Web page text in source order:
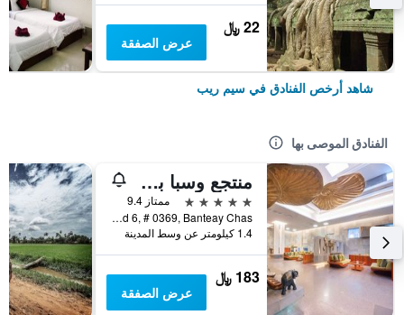
22 ﷼
عرض الصفقة
شاهد أرخص الفنادق في سيم ريب
الفنادق الموصى بها
منتجع وسبا بوراي أنغكور
5 نجوم
ممتاز 9.4
National Road 6, # 0369, Banteay Chas, سيم ريب, كمبوديا
1.4 كيلومتر عن وسط المدينة
183 ﷼
عرض الصفقة